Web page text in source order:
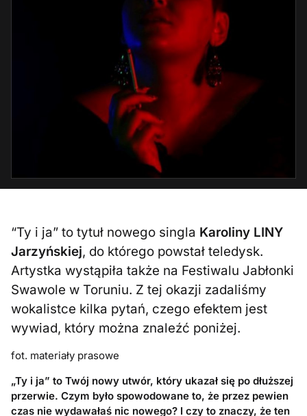
“Ty i ja” to tytuł nowego singla Karoliny LINY
Jarzyńskiej, do którego powstał teledysk.
Artystka wystąpiła także na Festiwalu Jabłonki
Swawole w Toruniu. Z tej okazji zadaliśmy
wokalistce kilka pytań, czego efektem jest
wywiad, który można znaleźć poniżej.
fot. materiały prasowe
„Ty i ja” to Twój nowy utwór, który ukazał się po dłuższej
przerwie. Czym było spowodowane to, że przez pewien
czas nie wydawałaś nic nowego? I czy to znaczy, że ten